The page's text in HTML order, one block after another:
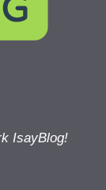
IsayBlog!